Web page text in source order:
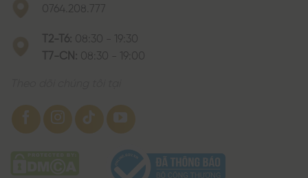
0764.208.777
T2-T6: 08:30 - 19:30
T7-CN: 08:30 - 19:00